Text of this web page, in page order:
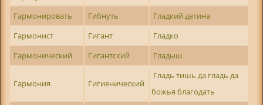
Гармонировать
Гибнуть
Гладкий детина
Гармонист
Гигант
Гладко
Гармонический
Гигантский Гладыш
Гармония Гигиенический
Гладь тишь да гладь да
божья благодать